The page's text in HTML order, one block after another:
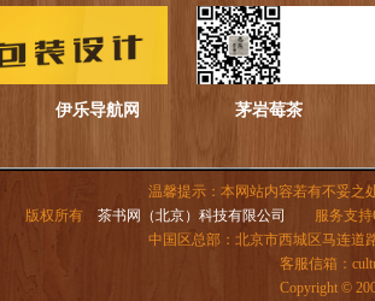
伊乐导航网 茅岩莓茶
温馨提示：本网站内容若有不妥之
版权所有茶书网（北京）科技有限公司
服务支持
中国区总部：北京市西城区马连道
客服信箱：
Copyright ©